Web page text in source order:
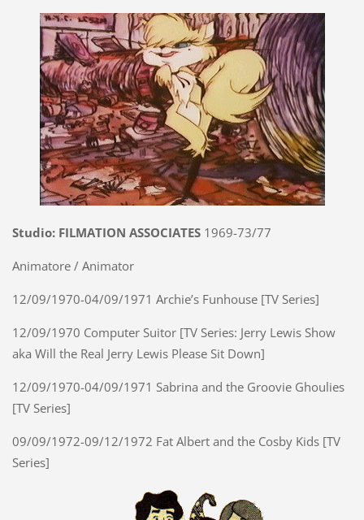
Studio: FILMATION ASSOCIATES 1969-73/77
Animatore / Animator
12/09/1970-04/09/1971 Archie’s Funhouse [TV Series]
12/09/1970 Computer Suitor [TV Series: Jerry Lewis Show
aka Will the Real Jerry Lewis Please Sit Down]
12/09/1970-04/09/1971 Sabrina and the Groovie Ghoulies
[TV Series]
09/09/1972-09/12/1972 Fat Albert and the Cosby Kids [TV
Series]